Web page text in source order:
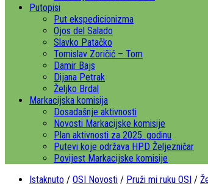
Putopisi
Put ekspedicionizma
Ojos del Salado
Slavko Patačko
Tomislav Zoričić – Tom
Damir Bajs
Dijana Petrak
Željko Brdal
Markacijska komisija
Dosadašnje aktivnosti
Novosti Markacijske komisije
Plan aktivnosti za 2025. godinu
Putevi koje održava HPD Željezničar
Povijest Markacijske komisije
Istaknuto / OSI Novosti / Pruži mi ruku OSI /